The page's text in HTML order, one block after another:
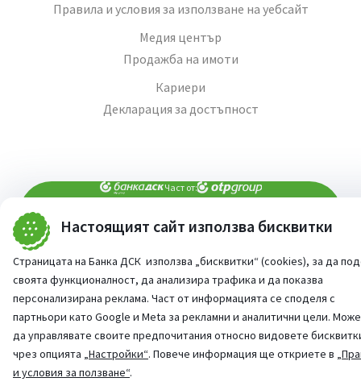
Настоящият сайт използва бисквитки
Страницата на Банка ДСК използва „бисквитки“ (cookies), за да
своята функционалност, да анализира трафика и да показва
персонализирана реклама. Част от информацията се споделя с
партньори като Google и Meta за рекламни и аналитични цели.
да управлявате своите предпочитания относно видовете
чрез опцията „Настройки“. Повече информация ще откриете в
и условия за ползване“.
Правила и условия за използване на уебсайт
Медия център
Продажба на имоти
Кариери
Декларация за достъпност
Част от:
При въпроси - попитай AI асистента ни
©2026 Всички права запазени